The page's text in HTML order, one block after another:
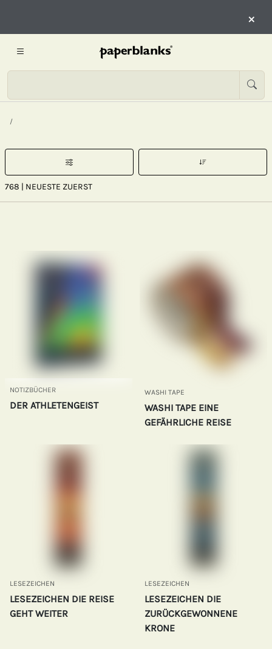
×
768 | NEUESTE ZUERST
NOTIZBÜCHER
DER ATHLETENGEIST
WASHI TAPE
WASHI TAPE EINE
GEFÄHRLICHE REISE
LESEZEICHEN
LESEZEICHEN DIE REISE
GEHT WEITER
LESEZEICHEN
LESEZEICHEN DIE
ZURÜCKGEWONNENE
KRONE